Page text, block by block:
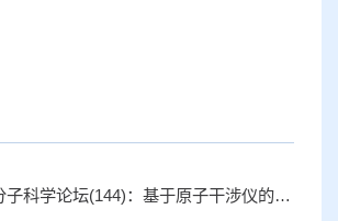
科学论坛(144)：基于原子干涉仪的重力测量